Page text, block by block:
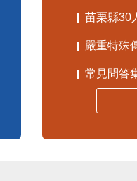
苗栗縣30
嚴重特殊
常見問答